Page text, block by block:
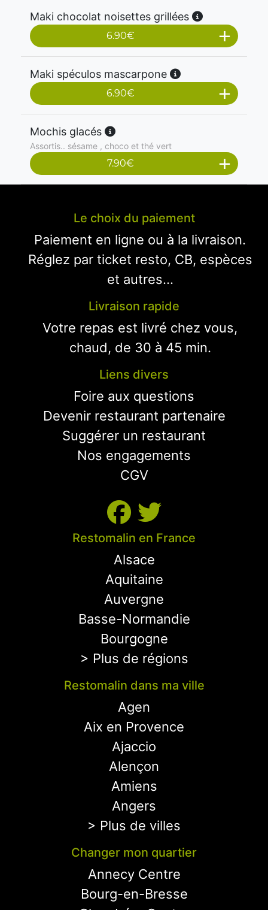
Maki chocolat noisettes grillées
6.90€
Maki spéculos mascarpone
6.90€
Mochis glacés
Assortis.. sésame , choco et thé vert
7.90€
Le choix du paiement
Paiement en ligne ou à la livraison.
Réglez par ticket resto, CB, espèces
et autres...
Livraison rapide
Votre repas est livré chez vous,
chaud, de 30 à 45 min.
Liens divers
Foire aux questions
Devenir restaurant partenaire
Suggérer un restaurant
Nos engagements
CGV
Restomalin en France
Alsace
Aquitaine
Auvergne
Basse-Normandie
Bourgogne
> Plus de régions
Restomalin dans ma ville
Agen
Aix en Provence
Ajaccio
Alençon
Amiens
Angers
> Plus de villes
Changer mon quartier
Annecy Centre
Bourg-en-Bresse